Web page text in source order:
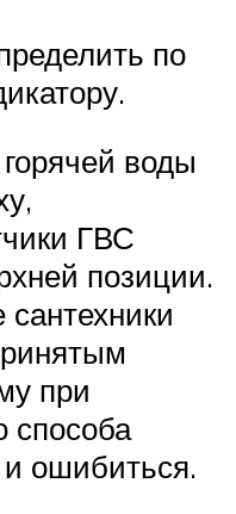
по
воды
ГВС
позиции.
при
способа
ошибиться.